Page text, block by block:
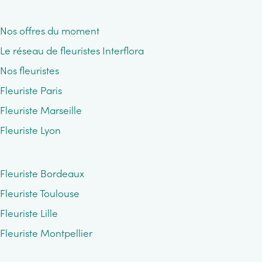
Nos offres du moment
Le réseau de fleuristes Interflora
Nos fleuristes
Fleuriste Paris
Fleuriste Marseille
Fleuriste Lyon
Fleuriste Bordeaux
Fleuriste Toulouse
Fleuriste Lille
Fleuriste Montpellier